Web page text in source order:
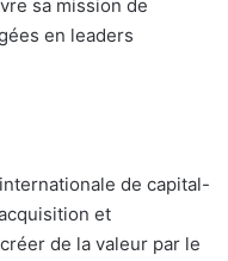
sa mission de
en leaders
de capital-
et
de la valeur par le